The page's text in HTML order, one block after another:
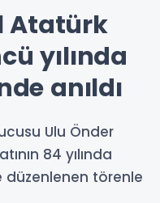
Atatürk
yılında
anıldı
Ulu Önder
84 yılında
düzenlenen törenle